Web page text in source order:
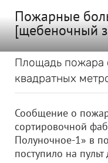
Пожарные
[щебеночный
Площадь пожара
квадратных
Сообщение о
сортировочной
Полуночное-1» в
поступило на